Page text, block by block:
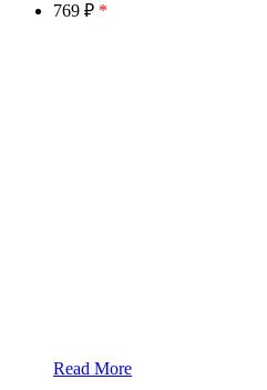
769 ₽ *
Read More